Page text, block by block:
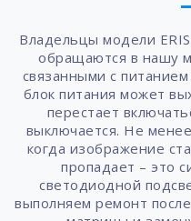
Владельцы модели
обращаются в нашу
связанными с
блок питания может
перестает
выключается. Не
когда изображение
пропадает – это
светодиодной
выполняем ремонт